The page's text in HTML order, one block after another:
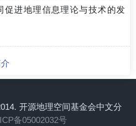
促进地理信息理论与技术的发
开源地理空间基金会中文分
备05002032号